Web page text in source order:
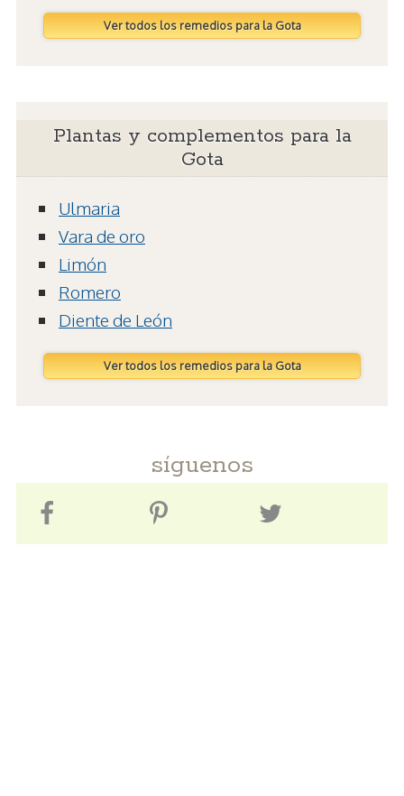
Ver todos los remedios para la Gota
Plantas y complementos para la
Gota
Ulmaria
Vara de oro
Limón
Romero
Diente de León
Ver todos los remedios para la Gota
síguenos